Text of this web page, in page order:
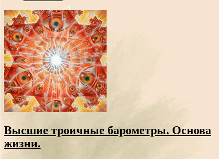
Высшие троичные барометры. Основа
жизни.